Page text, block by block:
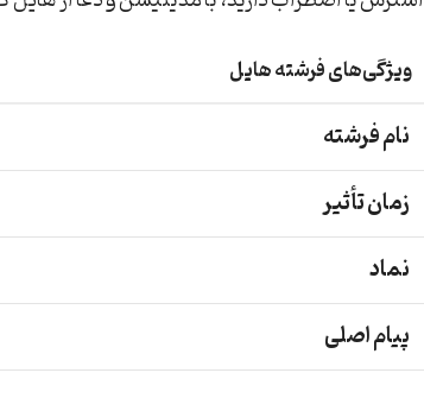
ویژگی‌های فرشته هایل
نام فرشته
زمان تأثیر
نماد
پیام اصلی